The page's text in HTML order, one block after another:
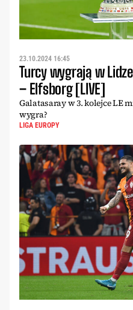
23.10.2024 16:45
Turcy wygrają w
– Elfsborg [LIVE]
Galatasaray w 3. kolejce LE
wygra?
LIGA EUROPY